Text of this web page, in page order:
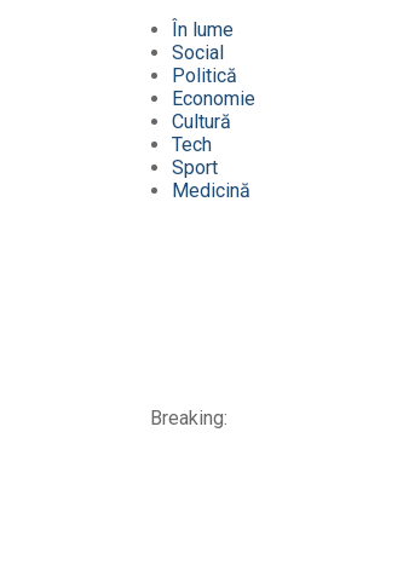
În lume
Social
Politică
Economie
Cultură
Tech
Sport
Medicină
Breaking: